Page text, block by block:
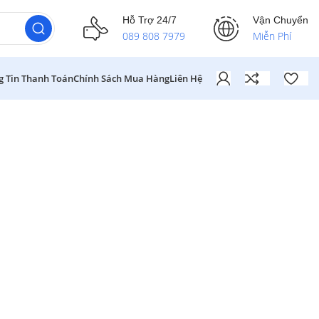
Hỗ Trợ 24/7
089 808 7979
Vận Chuyển
Miễn Phí
Tin Thanh ToánChính Sách Mua HàngLiên Hệ